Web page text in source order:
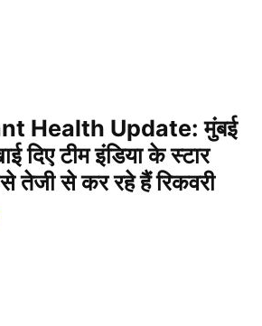
Health Update: मुंबई
दिए टीम इंडिया के स्टार
तेजी से कर रहे हैं रिकवरी